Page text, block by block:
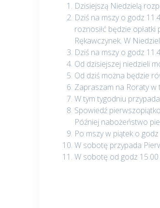
Dzisiejszą Niedzielą
Dziś na mszy o godz
roznosiłć będzie
Rękawczynek. W
Dziś na mszy o godz
Od dzisiejszej niedzieli
Od dziś można będzie
Zapraszam na Roraty w
W tym tygodniu
Spowiedź
Później nabożeństwo
Po mszy w piątek o
W sobotę przypada
W sobotę od godz